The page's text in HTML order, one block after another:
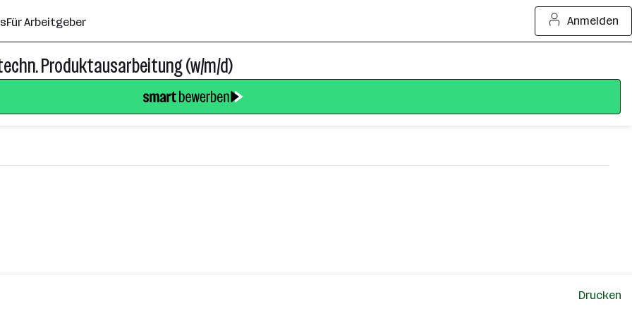
Für Arbeitgeber Anmelden
Produktausarbeitung (w/m/d)
Drucken